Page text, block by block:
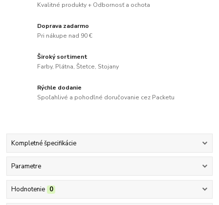
Kvalitné produkty + Odbornosť a ochota
Doprava zadarmo
Pri nákupe nad 90 €
Široký sortiment
Farby, Plátna, Štetce, Stojany
Rýchle dodanie
Spoľahlivé a pohodlné doručovanie cez Packetu
Kompletné špecifikácie
Parametre
Hodnotenie 0